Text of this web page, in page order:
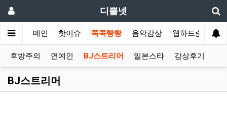
디쁠넷
메인 핫이슈 쭉쭉빵빵 음악감상 웹하드순위
후방주의 연예인 BJ스트리머 일본스타 감상후기
BJ스트리머